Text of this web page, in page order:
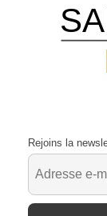
Rejoins la